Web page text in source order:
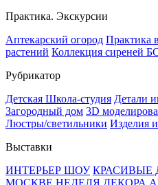
Практика. Экскурсии
Аптекарский огород
растений Коллекция сиреней
Рубрикатор
Детская Школа-студия Детали
Загородный дом 3D
Люстры/светильники Изделия
Выставки
ИНТЕРЬЕР ШОУ КРАСИВЫЕ